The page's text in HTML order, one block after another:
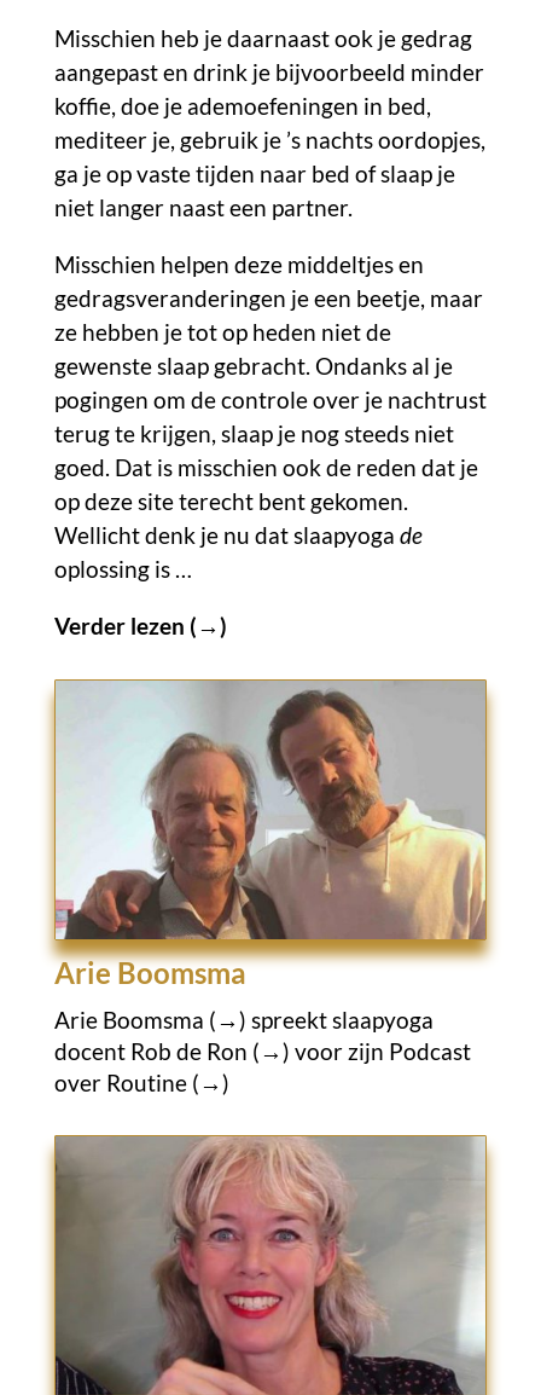
Misschien heb je daarnaast ook je gedrag
aangepast en drink je bijvoorbeeld minder
koffie, doe je ademoefeningen in bed,
mediteer je, gebruik je ’s nachts oordopjes,
ga je op vaste tijden naar bed of slaap je
niet langer naast een partner.
Misschien helpen deze middeltjes en
gedragsveranderingen je een beetje, maar
ze hebben je tot op heden niet de
gewenste slaap gebracht. Ondanks al je
pogingen om de controle over je nachtrust
terug te krijgen, slaap je nog steeds niet
goed. Dat is misschien ook de reden dat je
op deze site terecht bent gekomen.
Wellicht denk je nu dat slaapyoga de
oplossing is …
Verder lezen (→)
Arie Boomsma
Arie Boomsma (→) spreekt slaapyoga
docent Rob de Ron (→) voor zijn Podcast
over Routine (→)